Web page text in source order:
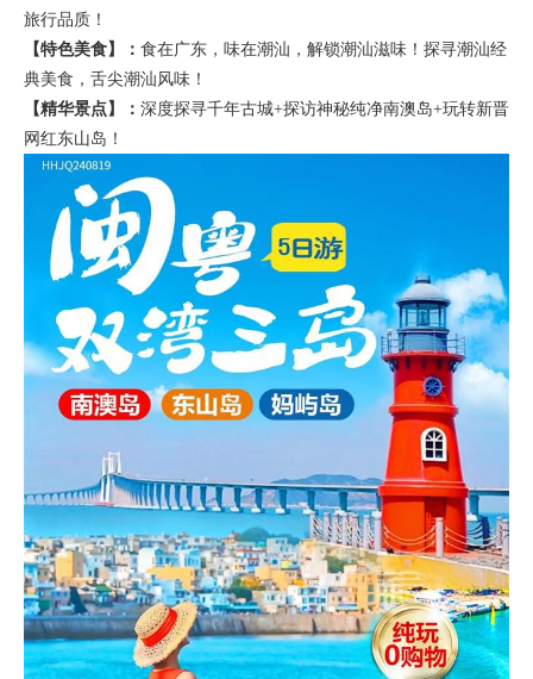
旅行品质！
【特色美食】： 食在广东，味在潮汕，解锁潮汕滋味！探寻潮汕经
典美食，舌尖潮汕风味！
【精华景点】： 深度探寻千年古城+探访神秘纯净南澳岛+玩转新晋
网红东山岛！